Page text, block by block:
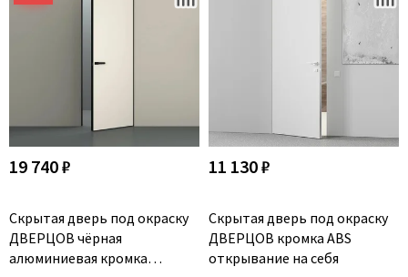
19 740 ₽
Скрытая дверь под окраску
ДВЕРЦОВ чёрная
алюминиевая кромка
11 130 ₽
Скрытая дверь под окраску
ДВЕРЦОВ кромка ABS
открывание на себя